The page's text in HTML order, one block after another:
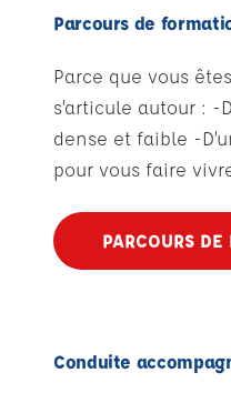
Parcours de
Parce que vous
s’articule autour :
dense et faible -
pour vous faire
PARCOURS
Conduite